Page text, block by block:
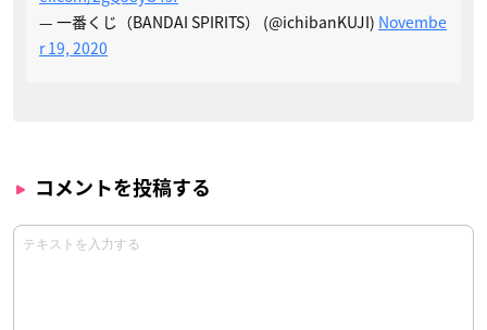
— 一番くじ（BANDAI SPIRITS） (@ichibanKUJI) Novembe
r 19, 2020
コメントを投稿する